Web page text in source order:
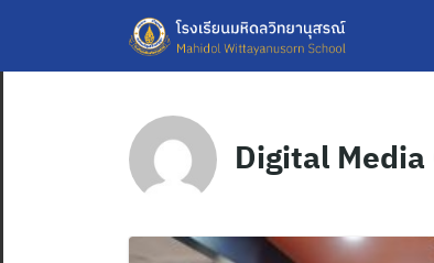
content
Digital